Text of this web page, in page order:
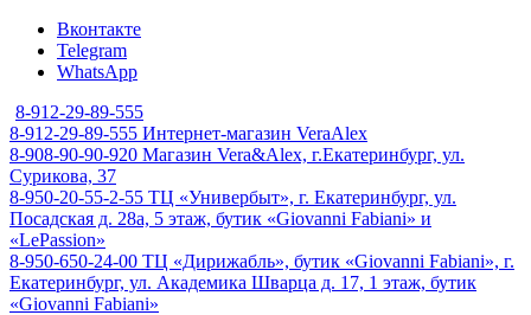
Вконтакте
Telegram
WhatsApp
8-912-29-89-555
8-912-29-89-555 Интернет-магазин VeraAlex
8-908-90-90-920 Магазин Vera&Alex, г.Екатеринбург, ул.
Сурикова, 37
8-950-20-55-2-55 ТЦ «Универбыт», г. Екатеринбург, ул.
Посадская д. 28а, 5 этаж, бутик «Giovanni Fabiani» и
«LePassion»
8-950-650-24-00 ТЦ «Дирижабль», бутик «Giovanni Fabiani», г.
Екатеринбург, ул. Академика Шварца д. 17, 1 этаж, бутик
«Giovanni Fabiani»